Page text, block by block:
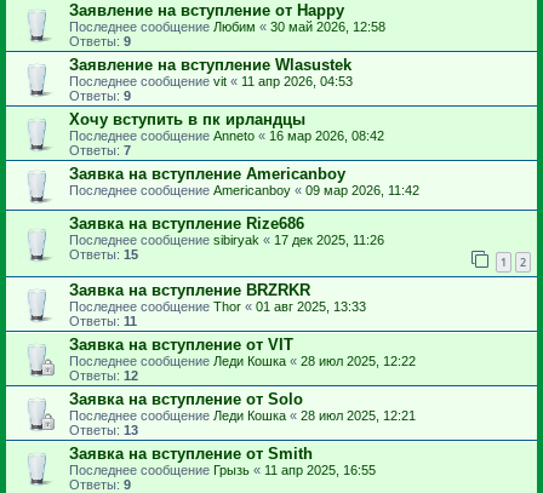
Заявление на вступление от Happy
Последнее сообщение Любим « 30 май 2026, 12:58
Ответы: 9
Заявление на вступление Wlasustek
Последнее сообщение vit « 11 апр 2026, 04:53
Ответы: 9
Хочу вступить в пк ирландцы
Последнее сообщение Anneto « 16 мар 2026, 08:42
Ответы: 7
Заявка на вступление Americanboy
Последнее сообщение Americanboy « 09 мар 2026, 11:42
Заявка на вступление Rize686
Последнее сообщение sibiryak « 17 дек 2025, 11:26
Ответы: 15 1 2
Заявка на вступление BRZRKR
Последнее сообщение Thor « 01 авг 2025, 13:33
Ответы: 11
Заявка на вступление от VIT
Последнее сообщение Леди Кошка « 28 июл 2025, 12:22
Ответы: 12
Заявка на вступление от Solo
Последнее сообщение Леди Кошка « 28 июл 2025, 12:21
Ответы: 13
Заявка на вступление от Smith
Последнее сообщение Грызь « 11 апр 2025, 16:55
Ответы: 9